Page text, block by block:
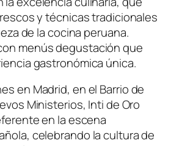
y técnicas tradicionales
de la cocina peruana.
menús degustación que
gastronómica única.
en Madrid, en el Barrio de
Ministerios, Inti de Oro
en la escena
celebrando la cultura de